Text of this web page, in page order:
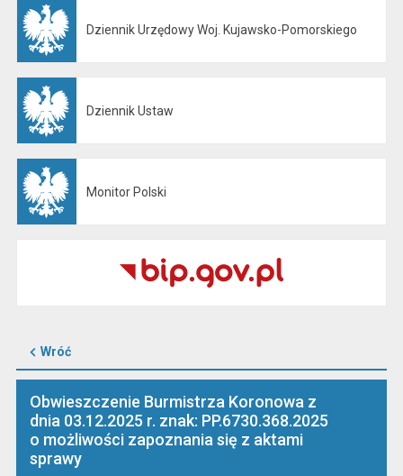
Dziennik Urzędowy Woj. Kujawsko-Pomorskiego
Dziennik Ustaw
Monitor Polski
Wróć
Obwieszczenie Burmistrza Koronowa z
dnia 03.12.2025 r. znak: PP.6730.368.2025
o możliwości zapoznania się z aktami
sprawy